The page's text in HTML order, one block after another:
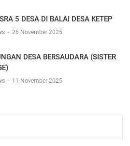
5 DESA DI BALAI DESA KETEP
- 26 November 2025
DESA BERSAUDARA (SISTER
- 11 November 2025